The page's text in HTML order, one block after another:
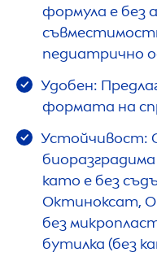
формула е без
педиатрично
Удобен:
формата на
Устойчивост:
като е без
Октиноксат,
без
бутилка (без